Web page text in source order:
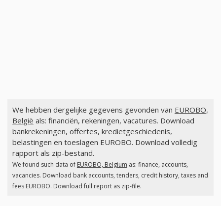
We hebben dergelijke gegevens gevonden van EUROBO,
België als: financiën, rekeningen, vacatures. Download
bankrekeningen, offertes, kredietgeschiedenis,
belastingen en toeslagen EUROBO. Download volledig
rapport als zip-bestand.
We found such data of EUROBO, Belgium as: finance, accounts,
vacancies. Download bank accounts, tenders, credit history, taxes and
fees EUROBO. Download full report as zip-file.